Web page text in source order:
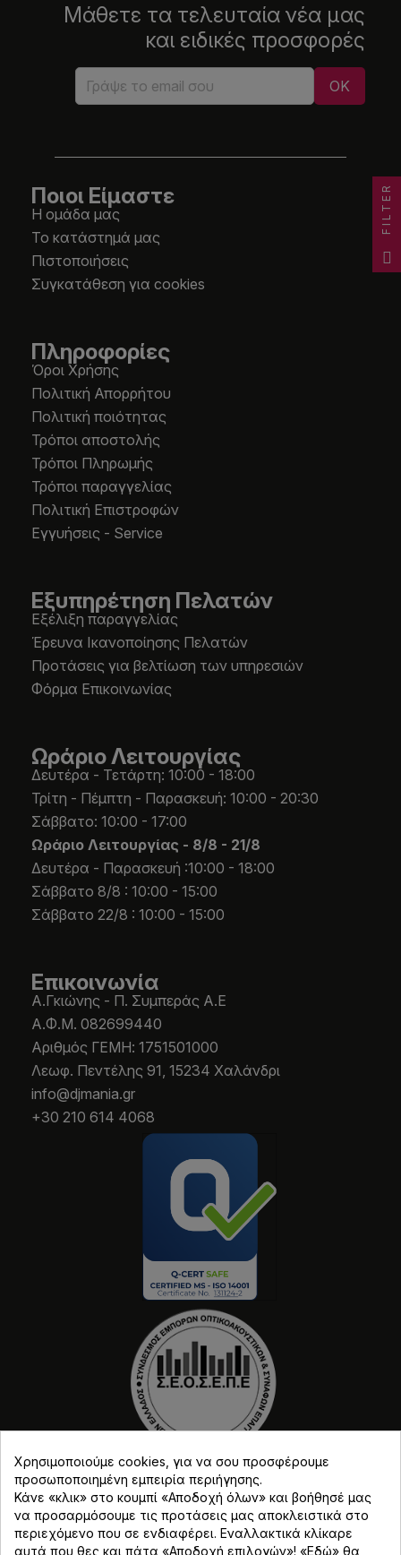
Μάθετε τα τελευταία νέα μας
και ειδικές προσφορές
Ποιοι Είμαστε
Η ομάδα μας
Το κατάστημά μας
Πιστοποιήσεις
Συγκατάθεση για cookies
Πληροφορίες
Όροι Χρήσης
Πολιτική Απορρήτου
Πολιτική ποιότητας
Τρόποι αποστολής
Τρόποι Πληρωμής
Τρόποι παραγγελίας
Πολιτική Επιστροφών
Εγγυήσεις - Service
Εξυπηρέτηση Πελατών
Εξέλιξη παραγγελίας
Έρευνα Ικανοποίησης Πελατών
Προτάσεις για βελτίωση των υπηρεσιών
Φόρμα Επικοινωνίας
Ωράριο Λειτουργίας
Δευτέρα - Τετάρτη: 10:00 - 18:00
Τρίτη - Πέμπτη - Παρασκευή: 10:00 - 20:30
Σάββατο: 10:00 - 17:00
Ωράριο Λειτουργίας - 8/8 - 21/8
Δευτέρα - Παρασκευή :10:00 - 18:00
Σάββατο 8/8 : 10:00 - 15:00
Σάββατο 22/8 : 10:00 - 15:00
Επικοινωνία
Α.Γκιώνης - Π. Συμπεράς Α.Ε
Α.Φ.Μ. 082699440
Aριθμός ΓΕΜΗ: 1751501000
Λεωφ. Πεντέλης 91, 15234 Χαλάνδρι
info@djmania.gr
+30 210 614 4068
FILTER
Χρησιμοποιούμε cookies, για να σου προσφέρουμε
προσωποποιημένη εμπειρία περιήγησης.
Κάνε «κλικ» στο κουμπί «Αποδοχή όλων» και βοήθησέ μας
να προσαρμόσουμε τις προτάσεις μας αποκλειστικά στο
περιεχόμενο που σε ενδιαφέρει. Εναλλακτικά κλίκαρε
αυτά που θες και πάτα «Αποδοχή επιλογών»! «Εδώ» θα